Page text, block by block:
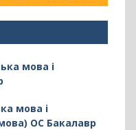
мова і
мова і
ОС Бакалавр